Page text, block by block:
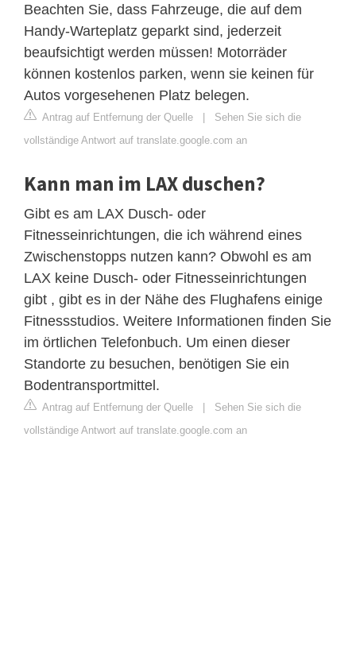
Beachten Sie, dass Fahrzeuge, die auf dem
Handy-Warteplatz geparkt sind, jederzeit
beaufsichtigt werden müssen! Motorräder
können kostenlos parken, wenn sie keinen für
Autos vorgesehenen Platz belegen.
Antrag auf Entfernung der Quelle | Sehen Sie sich die
vollständige Antwort auf translate.google.com an
Kann man im LAX duschen?
Gibt es am LAX Dusch- oder
Fitnesseinrichtungen, die ich während eines
Zwischenstopps nutzen kann? Obwohl es am
LAX keine Dusch- oder Fitnesseinrichtungen
gibt , gibt es in der Nähe des Flughafens einige
Fitnessstudios. Weitere Informationen finden Sie
im örtlichen Telefonbuch. Um einen dieser
Standorte zu besuchen, benötigen Sie ein
Bodentransportmittel.
Antrag auf Entfernung der Quelle | Sehen Sie sich die
vollständige Antwort auf translate.google.com an